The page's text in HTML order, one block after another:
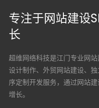
专注于网站建设
长
超维网络科技是江门专业网
设计制作、外贸网站建设、
序定制开发服务，通过网站
增长。